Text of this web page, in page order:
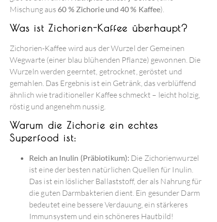
Mischung aus 60 % Zichorie und 40 % Kaffee).
Was ist Zichorien-Kaffee überhaupt?
Zichorien-Kaffee wird aus der Wurzel der Gemeinen
Wegwarte (einer blau blühenden Pflanze) gewonnen. Die
Wurzeln werden geerntet, getrocknet, geröstet und
gemahlen. Das Ergebnis ist ein Getränk, das verblüffend
ähnlich wie traditioneller Kaffee schmeckt – leicht holzig,
röstig und angenehm nussig.
Warum die Zichorie ein echtes
Superfood ist:
Reich an Inulin (Präbiotikum): Die Zichorienwurzel
ist eine der besten natürlichen Quellen für Inulin.
Das ist ein löslicher Ballaststoff, der als Nahrung für
die guten Darmbakterien dient. Ein gesunder Darm
bedeutet eine bessere Verdauung, ein stärkeres
Immunsystem und ein schöneres Hautbild!